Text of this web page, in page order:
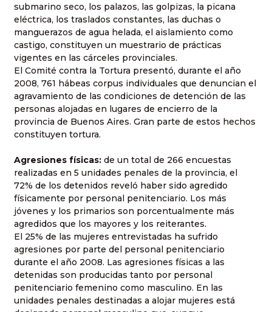
submarino seco, los palazos, las golpizas, la picana
eléctrica, los traslados constantes, las duchas o
manguerazos de agua helada, el aislamiento como
castigo, constituyen un muestrario de prácticas
vigentes en las cárceles provinciales.
El Comité contra la Tortura presentó, durante el año
2008, 761 hábeas corpus individuales que denuncian el
agravamiento de las condiciones de detención de las
personas alojadas en lugares de encierro de la
provincia de Buenos Aires. Gran parte de estos hechos
constituyen tortura.
Agresiones físicas: de un total de 266 encuestas
realizadas en 5 unidades penales de la provincia, el
72% de los detenidos reveló haber sido agredido
físicamente por personal penitenciario. Los más
jóvenes y los primarios son porcentualmente más
agredidos que los mayores y los reiterantes.
El 25% de las mujeres entrevistadas ha sufrido
agresiones por parte del personal penitenciario
durante el año 2008. Las agresiones físicas a las
detenidas son producidas tanto por personal
penitenciario femenino como masculino. En las
unidades penales destinadas a alojar mujeres está